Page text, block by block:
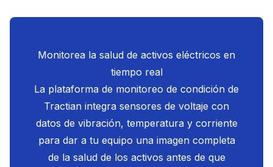
Monitorea la salud de activos eléctricos en
tiempo real
La plataforma de monitoreo de condición de
Tractian integra sensores de voltaje con
datos de vibración, temperatura y corriente
para dar a tu equipo una imagen completa
de la salud de los activos antes de que